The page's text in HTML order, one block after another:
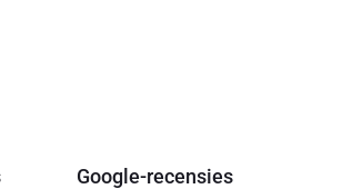
Google-recensies